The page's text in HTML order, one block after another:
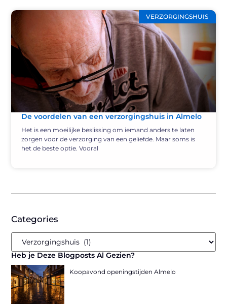
Categories
Heb je Deze Blogposts Al Gezien?
Koopavond openingstijden Almelo
VERZORGINGSHUIS
De voordelen van een verzorgingshuis in Almelo
Het is een moeilijke beslissing om iemand anders te laten
zorgen voor de verzorging van een geliefde. Maar soms is
het de beste optie. Vooral